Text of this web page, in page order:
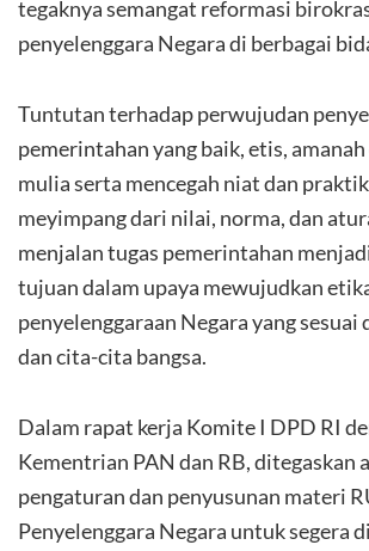
tegaknya semangat reformasi
penyelenggara Negara di berbagai
Tuntutan terhadap perwujudan
pemerintahan yang baik, etis,
mulia serta mencegah niat dan
meyimpang dari nilai, norma, dan
menjalan tugas pemerintahan
tujuan dalam upaya mewujudkan
penyelenggaraan Negara yang sesuai
dan cita-cita bangsa.
Dalam rapat kerja Komite I DPD RI
Kementrian PAN dan RB, ditegaskan
pengaturan dan penyusunan materi
Penyelenggara Negara untuk segera